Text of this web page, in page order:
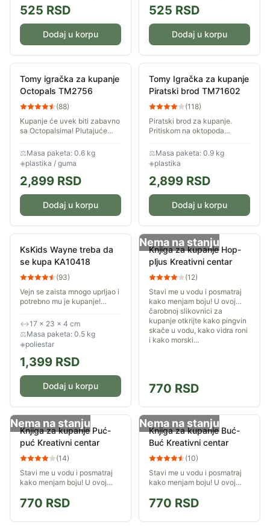
525 RSD
Dodaj u korpu
525 RSD
Dodaj u korpu
Tomy igračka za kupanje
Octopals TM2756
(88)
Kupanje će uvek biti zabavno
sa Octopalsima! Plutajuće
oktopusa koje se mogu
prilepiti na pločice pored kade
a mogu služiti...
⚖Masa paketa: 0.6 kg
◈plastika / guma
2,899 RSD
Dodaj u korpu
Tomy Igračka za kupanje
Piratski brod TM71602
(118)
Piratski brod za kupanje.
Pritiskom na oktopoda
sipanjem vode na točak čini
da se on okreće, dok top
ispaljuje vodu.
⚖Masa paketa: 0.9 kg
◈plastika
2,899 RSD
Dodaj u korpu
KsKids Wayne treba da
se kupa KA10418
(93)
Vejn se zaista mnogo uprljao i
potrebno mu je kupanje!
vodu i videćeš kako fleke
nestaju! Fleke se ponovo
pojavljuju kada...
↔17 × 23 × 4 cm
⚖Masa paketa: 0.5 kg
◈poliestar
1,399 RSD
Dodaj u korpu
Nema na stanju
Knjiga za kupanje Hop-
pljus Kreativni centar
(12)
Stavi me u vodu i posmatraj
kako menjam boju! U ovoj
čarobnoj slikovnici za
kupanje otkrijte kako pingvin
skače u vodu, kako vidra roni
i kako morski...
770 RSD
Nema na stanju
Knjiga za kupanje Puć-
puć Kreativni centar
(14)
Stavi me u vodu i posmatraj
kako menjam boju! U ovoj
kupanje otkrijte kako krokodil
i kako...
770 RSD
Nema na stanju
Knjiga za kupanje Buć-
Buć Kreativni centar
(10)
Stavi me u vodu i posmatraj
kako menjam boju! U ovoj
kupanje otkrijte kako žabica
pliva do mame i kako...
770 RSD